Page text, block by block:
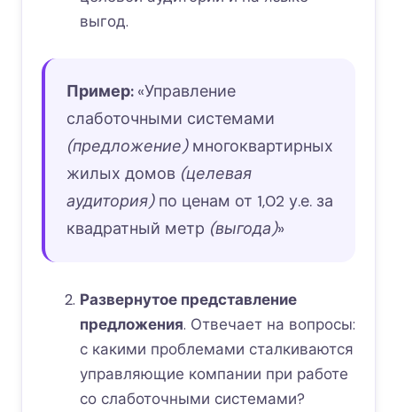
выгод.
Пример: «Управление
слаботочными системами
(предложение)многоквартирных
жилых домов (целевая
аудитория)по ценам от 1,02 у.е. за
квадратный метр (выгода)»
Развернутое представление
предложения. Отвечает на вопросы:
с какими проблемами сталкиваются
управляющие компании при работе
со слаботочными системами?